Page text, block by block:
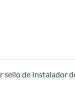
sello de Instalador